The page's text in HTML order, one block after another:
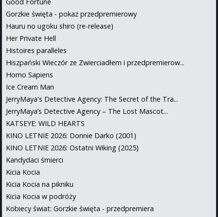
Gorzkie święta - pokaz przedpremierowy
Hauru no ugoku shiro (re-release)
Her Private Hell
Histoires paralleles
Hiszpański Wieczór ze Zwierciadłem i przedpremierow...
Homo Sapiens
Ice Cream Man
JerryMaya's Detective Agency: The Secret of the Tra...
JerryMaya’s Detective Agency – The Lost Mascot...
KATSEYE: WILD HEARTS
KINO LETNIE 2026: Donnie Darko (2001)
KINO LETNIE 2026: Ostatni Wiking (2025)
Kandydaci śmierci
Kicia Kocia
Kicia Kocia na pikniku
Kicia Kocia w podróży
Kobiecy świat: Gorzkie święta - przedpremiera